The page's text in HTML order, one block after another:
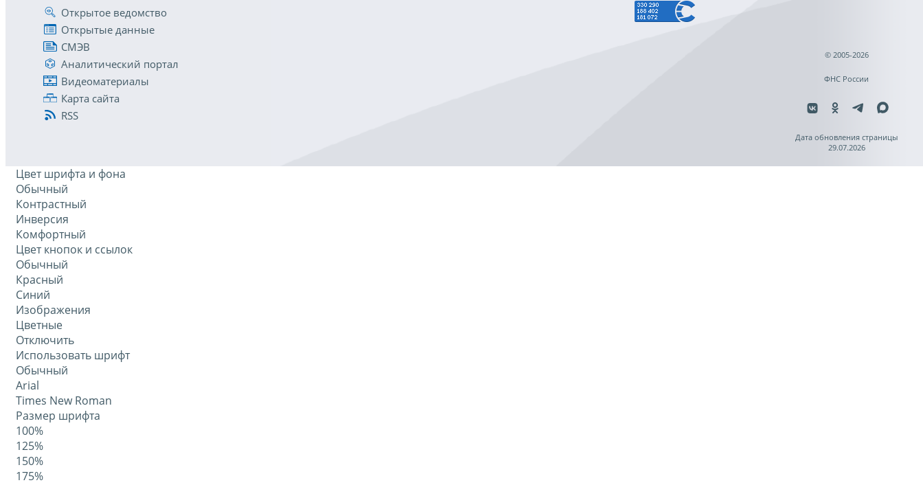
Открытое ведомство
Открытые данные
СМЭВ
Аналитический портал
Видеоматериалы
Карта сайта
RSS
© 2005-2026
ФНС России
Дата обновления страницы
29.07.2026
Цвет шрифта и фона
Обычный
Контрастный
Инверсия
Комфортный
Цвет кнопок и ссылок
Обычный
Красный
Синий
Изображения
Цветные
Отключить
Использовать шрифт
Обычный
Arial
Times New Roman
Размер шрифта
100%
125%
150%
175%